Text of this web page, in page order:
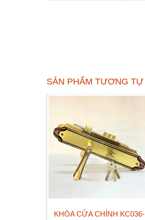
SẢN PHẨM TƯƠNG TỰ
KHÓA CỬA CHÍNH KC036-